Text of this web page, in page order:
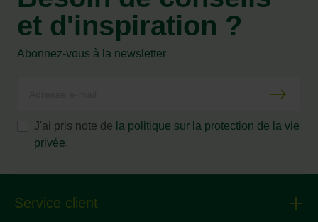
et d'inspiration ?
Abonnez-vous à la newsletter
J'ai pris note de la politique sur la protection de la vie
privée.
Service client